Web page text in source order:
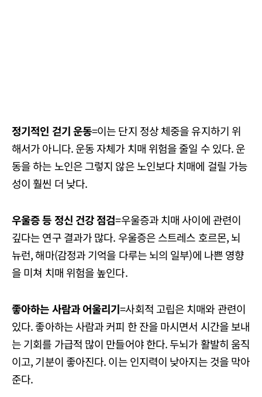
정기적인 걷기 운동=이는 단지 정상 체중을 유지하기 위
해서가 아니다. 운동 자체가 치매 위험을 줄일 수 있다. 운
동을 하는 노인은 그렇지 않은 노인보다 치매에 걸릴 가능
성이 훨씬 더 낮다.
우울증 등 정신 건강 점검=우울증과 치매 사이에 관련이
깊다는 연구 결과가 많다. 우울증은 스트레스 호르몬, 뇌
뉴런, 해마(감정과 기억을 다루는 뇌의 일부)에 나쁜 영향
을 미쳐 치매 위험을 높인다.
좋아하는 사람과 어울리기=사회적 고립은 치매와 관련이
있다. 좋아하는 사람과 커피 한 잔을 마시면서 시간을 보내
는 기회를 가급적 많이 만들어야 한다. 두뇌가 활발히 움직
이고, 기분이 좋아진다. 이는 인지력이 낮아지는 것을 막아
준다.